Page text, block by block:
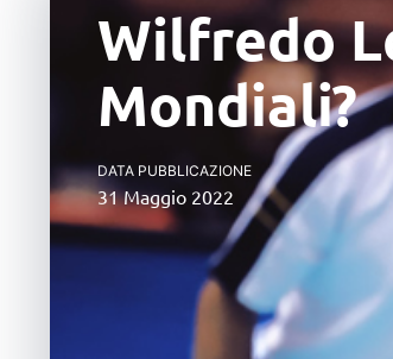
Wilfredo
Mondiali?
DATA PUBBLICAZIONE
31 Maggio 2022